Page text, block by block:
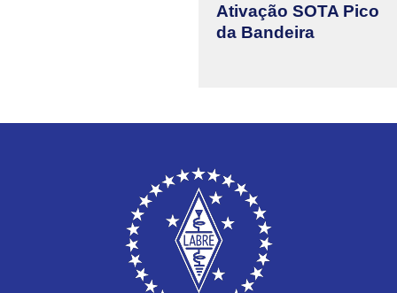
Ativação SOTA Pico
da Bandeira